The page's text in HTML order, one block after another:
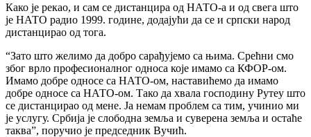
Како је рекао, и сам се дистанцира од НАТО-а и од свега што
је НАТО радио 1999. године, додајући да се и српски народ
дистанцирао од тога.
“Зато што желимо да добро сарађујемо са њима. Срећни смо
због врло професионалног односа које имамо са КФОР-ом.
Имамо добре односе са НАТО-ом, наставићемо да имамо
добре односе са НАТО-ом. Тако да хвала господину Рутеу што
се дистанцирао од мене. Ја немам проблем са тим, учинио ми
је услугу. Србија је слободна земља и суверена земља и остаће
таква”, поручио је председник Вучић.